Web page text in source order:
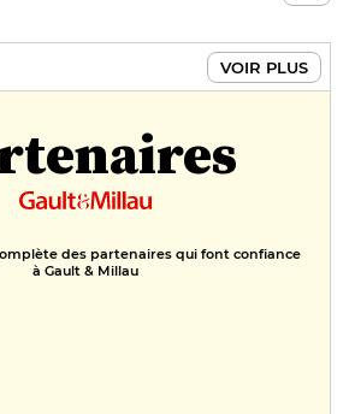
VOIR PLUS
des partenaires qui font confiance
à Gault & Millau